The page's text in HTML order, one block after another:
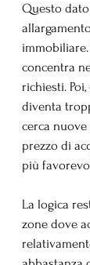
Questo
concentra
richiesti.
diventa
cerca
prezzo di
più
La logica
zone dove